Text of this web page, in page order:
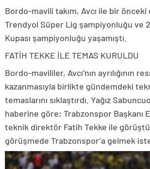
Bordo-mavili takım, Avcı ile bir önceki
Trendyol Süper Lig şampiyonluğu ve
Kupası şampiyonluğu yaşamıştı.
FATİH TEKKE İLE TEMAS KURULDU
Bordo-mavililer, Avcı’nın ayrılığının
kazanmasıyla birlikte gündemdeki
temaslarını sıklaştırdı. Yağız
haberine göre; Trabzonspor Başkanı
teknik direktör Fatih Tekke ile
görüşmede Trabzonspor’a gelmek